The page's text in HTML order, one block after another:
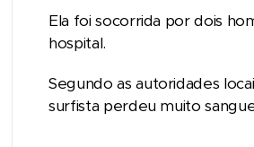
Ela foi socorrida por dois
hospital.
Segundo as autoridades
surfista perdeu muito